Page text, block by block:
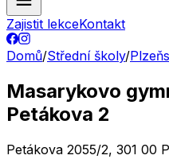
Zajistit lekceKontakt
Domů/Střední školy/
Masarykovo
Petákova 2
Petákova 2055/2, 301 00